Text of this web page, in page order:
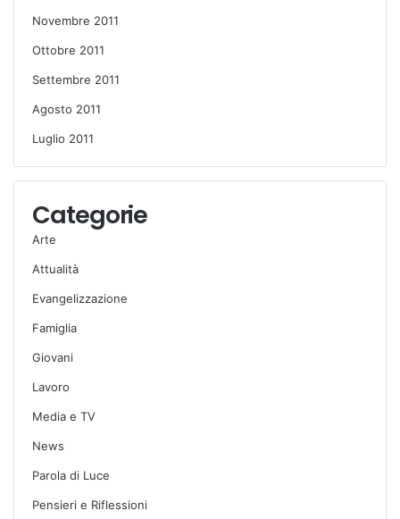
Novembre 2011
Ottobre 2011
Settembre 2011
Agosto 2011
Luglio 2011
Categorie
Arte
Attualità
Evangelizzazione
Famiglia
Giovani
Lavoro
Media e TV
News
Parola di Luce
Pensieri e Riflessioni